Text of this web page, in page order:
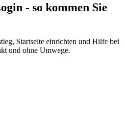
- so kommen Sie
Startseite einrichten und Hilfe bei
und ohne Umwege.